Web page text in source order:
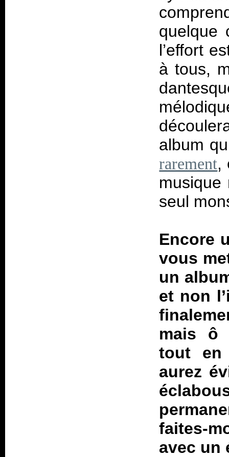
quelque
l’effort
à tous,
album
rarement,
musique
seul
Encore
vous
un
et non
mais ô
tout en
aurez
faites-
avec un